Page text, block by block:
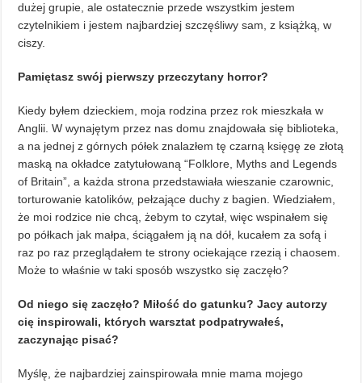
dużej grupie, ale ostatecznie przede wszystkim jestem
czytelnikiem i jestem najbardziej szczęśliwy sam, z książką, w
ciszy.
Pamiętasz swój pierwszy przeczytany horror?
Kiedy byłem dzieckiem, moja rodzina przez rok mieszkała w
Anglii. W wynajętym przez nas domu znajdowała się biblioteka,
a na jednej z górnych półek znalazłem tę czarną księgę ze złotą
maską na okładce zatytułowaną “Folklore, Myths and Legends
of Britain”, a każda strona przedstawiała wieszanie czarownic,
torturowanie katolików, pełzające duchy z bagien. Wiedziałem,
że moi rodzice nie chcą, żebym to czytał, więc wspinałem się
po półkach jak małpa, ściągałem ją na dół, kucałem za sofą i
raz po raz przeglądałem te strony ociekające rzezią i chaosem.
Może to właśnie w taki sposób wszystko się zaczęło?
Od niego się zaczęło? Miłość do gatunku? Jacy autorzy
cię inspirowali, których warsztat podpatrywałeś,
zaczynając pisać?
Myślę, że najbardziej zainspirowała mnie mama mojego